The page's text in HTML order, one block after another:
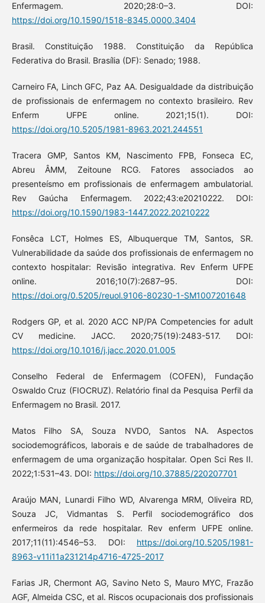
Enfermagem. 2020;28:0–3. DOI:
https://doi.org/10.1590/1518-8345.0000.3404
Brasil. Constituição 1988. Constituição da República
Federativa do Brasil. Brasília (DF): Senado; 1988.
Carneiro FA, Linch GFC, Paz AA. Desigualdade da distribuição
de profissionais de enfermagem no contexto brasileiro. Rev
Enferm UFPE online. 2021;15(1). DOI:
https://doi.org/10.5205/1981-8963.2021.244551
Tracera GMP, Santos KM, Nascimento FPB, Fonseca EC,
Abreu ÂMM, Zeitoune RCG. Fatores associados ao
presenteísmo em profissionais de enfermagem ambulatorial.
Rev Gaúcha Enfermagem. 2022;43:e20210222. DOI:
https://doi.org/10.1590/1983-1447.2022.20210222
Fonsêca LCT, Holmes ES, Albuquerque TM, Santos, SR.
Vulnerabilidade da saúde dos profissionais de enfermagem no
contexto hospitalar: Revisão integrativa. Rev Enferm UFPE
online. 2016;10(7):2687–95. DOI:
https://doi.org/0.5205/reuol.9106-80230-1-SM1007201648
Rodgers GP, et al. 2020 ACC NP/PA Competencies for adult
CV medicine. JACC. 2020;75(19):2483-517. DOI:
https://doi.org/10.1016/j.jacc.2020.01.005
Conselho Federal de Enfermagem (COFEN), Fundação
Oswaldo Cruz (FIOCRUZ). Relatório final da Pesquisa Perfil da
Enfermagem no Brasil. 2017.
Matos Filho SA, Souza NVDO, Santos NA. Aspectos
sociodemográficos, laborais e de saúde de trabalhadores de
enfermagem de uma organização hospitalar. Open Sci Res II.
2022;1:531–43. DOI: https://doi.org/10.37885/220207701
Araújo MAN, Lunardi Filho WD, Alvarenga MRM, Oliveira RD,
Souza JC, Vidmantas S. Perfil sociodemográfico dos
enfermeiros da rede hospitalar. Rev enferm UFPE online.
2017;11(11):4546–53. DOI: https://doi.org/10.5205/1981-
8963-v11i11a231214p4716-4725-2017
Farias JR, Chermont AG, Savino Neto S, Mauro MYC, Frazão
AGF, Almeida CSC, et al. Riscos ocupacionais dos profissionais